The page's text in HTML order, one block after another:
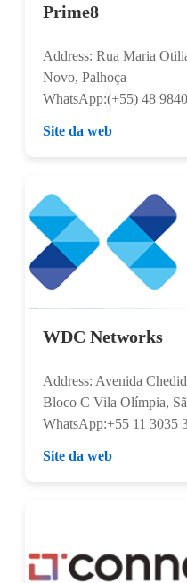
Prime8
Address: Rua Maria
Novo, Palhoça
WhatsApp:(+55) 48
Site da web
WDC Networks
Address: Avenida
Bloco C Vila Olímpia,
WhatsApp:+55 11 3035
Site da web